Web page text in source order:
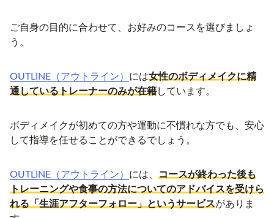
ご自身の目的に合わせて、お好みのコースを選びましょ
う。
OUTLINE（アウトライン） には女性のボディメイクに精
通しているトレーナーのみが在籍しています。
ボディメイクが初めての方や運動に不慣れな方でも、安心
して指導を任せることができるでしょう。
OUTLINE（アウトライン） には、 コースが終わった後も
トレーニングや食事の方法についてのアドバイスを受けら
れる「生涯アフターフォロー」というサービスがありま